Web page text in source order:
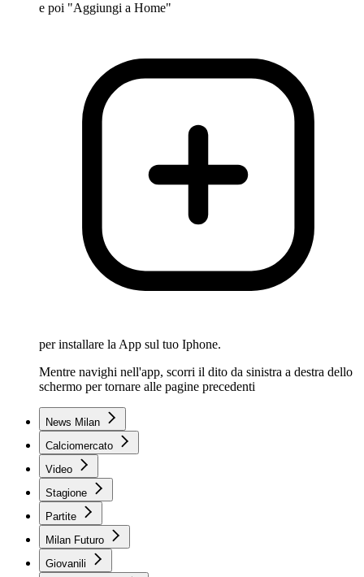
e poi "Aggiungi a Home"
per installare la App sul tuo Iphone.
Mentre navighi nell'app, scorri il dito da sinistra a destra dello
schermo per tornare alle pagine precedenti
News Milan
Calciomercato
Video
Stagione
Partite
Milan Futuro
Giovanili